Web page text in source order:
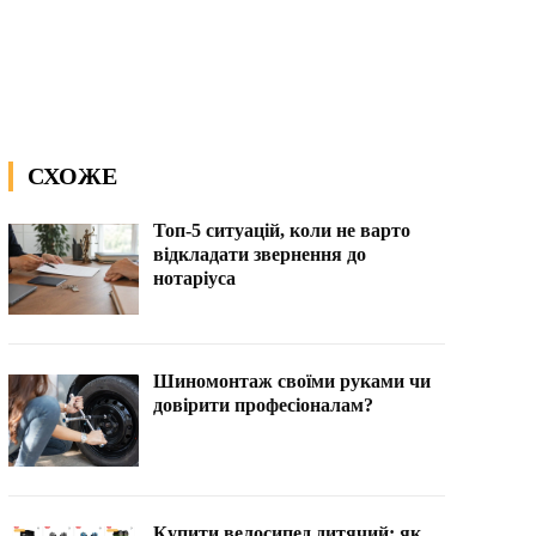
СХОЖЕ
Топ-5 ситуацій, коли не варто
відкладати звернення до
нотаріуса
Шиномонтаж своїми руками чи
довірити професіоналам?